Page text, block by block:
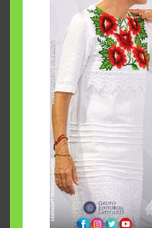
Fairmont Mayakoba
esfuerzos para hacer